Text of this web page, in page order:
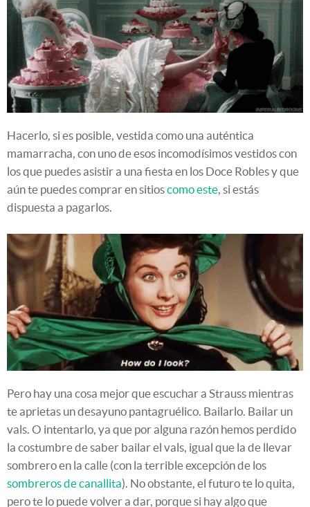
Hacerlo, si es posible, vestida como una auténtica
mamarracha, con uno de esos incomodísimos vestidos con
los que puedes asistir a una fiesta en los Doce Robles y que
aún te puedes comprar en sitioscomo este, si estás
dispuesta a pagarlos.
Pero hay una cosa mejor que escuchar a Strauss mientras
te aprietas un desayuno pantagruélico. Bailarlo. Bailar un
vals. O intentarlo, ya que por alguna razón hemos perdido
la costumbre de saber bailar el vals, igual que la de llevar
sombrero en la calle (con la terrible excepción de los
sombreros de canallita). No obstante, el futuro te lo quita,
pero te lo puede volver a dar, porque si hay algo que